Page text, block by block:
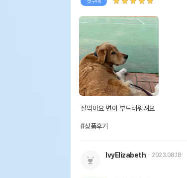
잘먹아요 변이 부드러워져요
#상품후기
IvyElizabeth 2023.08.18